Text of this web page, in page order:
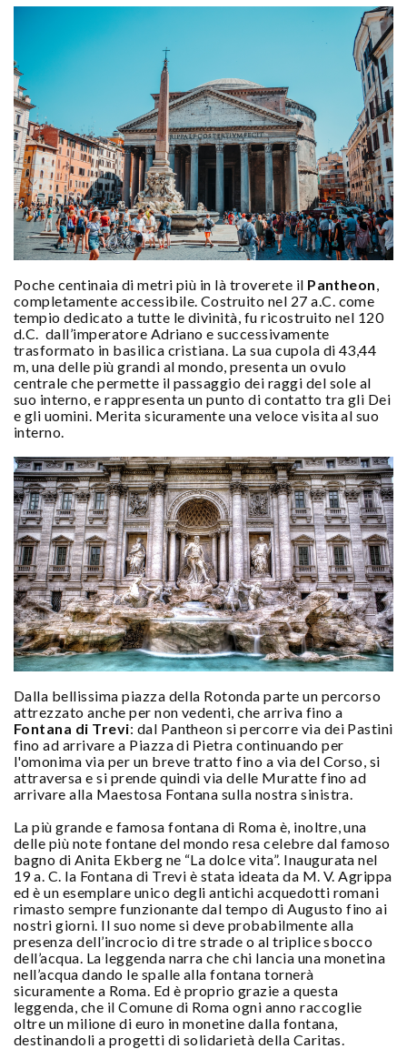
Poche centinaia di metri più in là troverete il Pantheon
completamente accessibile. Costruito nel 27 a.C. come
tempio dedicato a tutte le divinità, fu ricostruito nel 120
d.C. dall’imperatore Adriano e successivamente
trasformato in basilica cristiana. La sua cupola di 43,44
m, una delle più grandi al mondo, presenta un ovulo
centrale che permette il passaggio dei raggi del sole al
suo interno, e rappresenta un punto di contatto tra gli Dei
e gli uomini. Merita sicuramente una veloce visita al suo
interno.
Dalla bellissima piazza della Rotonda parte un percorso
attrezzato anche per non vedenti, che arriva fino a
Fontana di Trevi: dal Pantheon si percorre via dei Pastini
fino ad arrivare a Piazza di Pietra continuando per
l'omonima via per un breve tratto fino a via del Corso, si
attraversa e si prende quindi via delle Muratte fino ad
arrivare alla Maestosa Fontana sulla nostra sinistra.
La più grande e famosa fontana di Roma è, inoltre, una
delle più note fontane del mondo resa celebre dal famoso
bagno di Anita Ekberg ne “La dolce vita”. Inaugurata nel
19 a. C. la Fontana di Trevi è stata ideata da M. V. Agrippa
ed è un esemplare unico degli antichi acquedotti romani
rimasto sempre funzionante dal tempo di Augusto fino ai
nostri giorni. Il suo nome si deve probabilmente alla
presenza dell’incrocio di tre strade o al triplice sbocco
dell’acqua. La leggenda narra che chi lancia una monetina
nell’acqua dando le spalle alla fontana tornerà
sicuramente a Roma. Ed è proprio grazie a questa
leggenda, che il Comune di Roma ogni anno raccoglie
oltre un milione di euro in monetine dalla fontana,
destinandoli a progetti di solidarietà della Caritas.